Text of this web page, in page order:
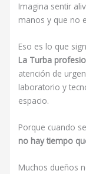
Imagina sentir
manos y que no
Eso es lo que
La Turba
atención de
laboratorio y
espacio.
Porque cuando
no hay tiempo
Muchos dueños